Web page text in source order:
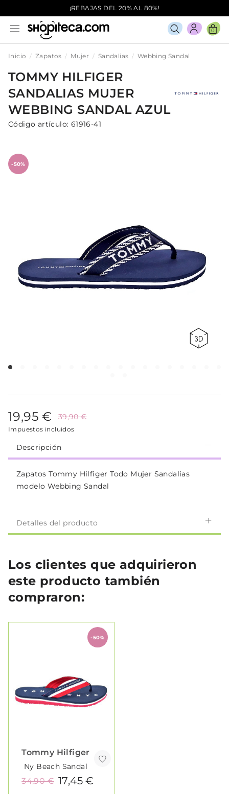
¡REBAJAS DEL 20% AL 80%!
0
Inicio Zapatos Mujer Sandalias Webbing Sandal
TOMMY HILFIGER
SANDALIAS MUJER
WEBBING SANDAL AZUL
Código artículo: 61916-41
-50%
19,95 € 39,90 €
Impuestos incluidos
Descripción
Zapatos Tommy Hilfiger Todo Mujer Sandalias
modelo Webbing Sandal
Detalles del producto
Los clientes que adquirieron
este producto también
compraron:
-50%
Tommy Hilfiger
Ny Beach Sandal
17,45 €
34,90 €